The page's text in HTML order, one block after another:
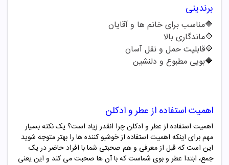
برندینی
🔷مناسب برای خانم ها و آقایان
🔷ماندگاری بالا
🔷قابلیت حمل و نقل آسان
🔷بویی مطبوع و دلنشین
اهمیت استفاده از عطر و ادکلن
اهمیت استفاده از عطر و ادکلن چرا انقدر زیاد است؟ یک نکته بسیار
مهم برای اینکه اهمیت استفاده از خوشبو کننده ها را بهتر متوجه شوید
این است که قبل از معرفی و هم صحبتی شما با افراد حاضر در یک
جمع، ابتدا عطر و بوی شماست که با آن ها صحبت می کند و این یعنی